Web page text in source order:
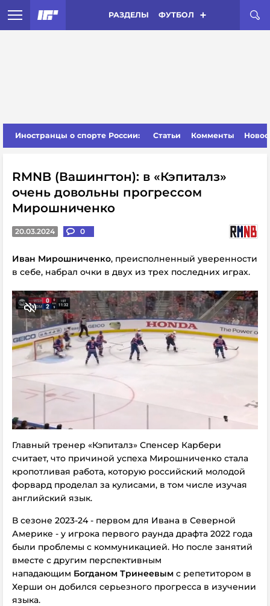
РАЗДЕЛЫ ФУТБОЛ
Иностранцы о спорте России: Статьи Комменты
RMNB (Вашингтон): в «Кэпиталз»
очень довольны прогрессом
Мирошниченко
20.03.2024 0
Иван Мирошниченко, преисполненный уверенности
в себе, набрал очки в двух из трех последних играх.
Главный тренер «Кэпиталз» Спенсер Карбери
считает, что причиной успеха Мирошниченко стала
кропотливая работа, которую российский молодой
форвард проделал за кулисами, в том числе изучая
английский язык.
В сезоне 2023-24 - первом для Ивана в Северной
Америке - у игрока первого раунда драфта 2022 года
были проблемы с коммуникацией. Но после занятий
вместе с другим перспективным
нападающим Богданом Тринеевым с репетитором в
Херши он добился серьезного прогресса в изучении
языка.